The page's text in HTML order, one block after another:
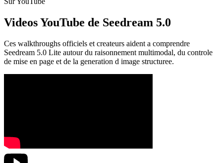
Videos YouTube de Seedream 5.0
Ces walkthroughs officiels et createurs aident a comprendre
Seedream 5.0 Lite autour du raisonnement multimodal, du controle
de mise en page et de la generation d image structuree.